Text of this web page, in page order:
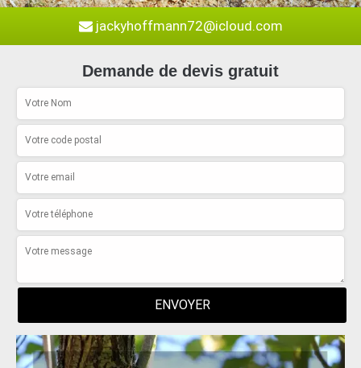
jackyhoffmann72@icloud.com
Demande de devis gratuit